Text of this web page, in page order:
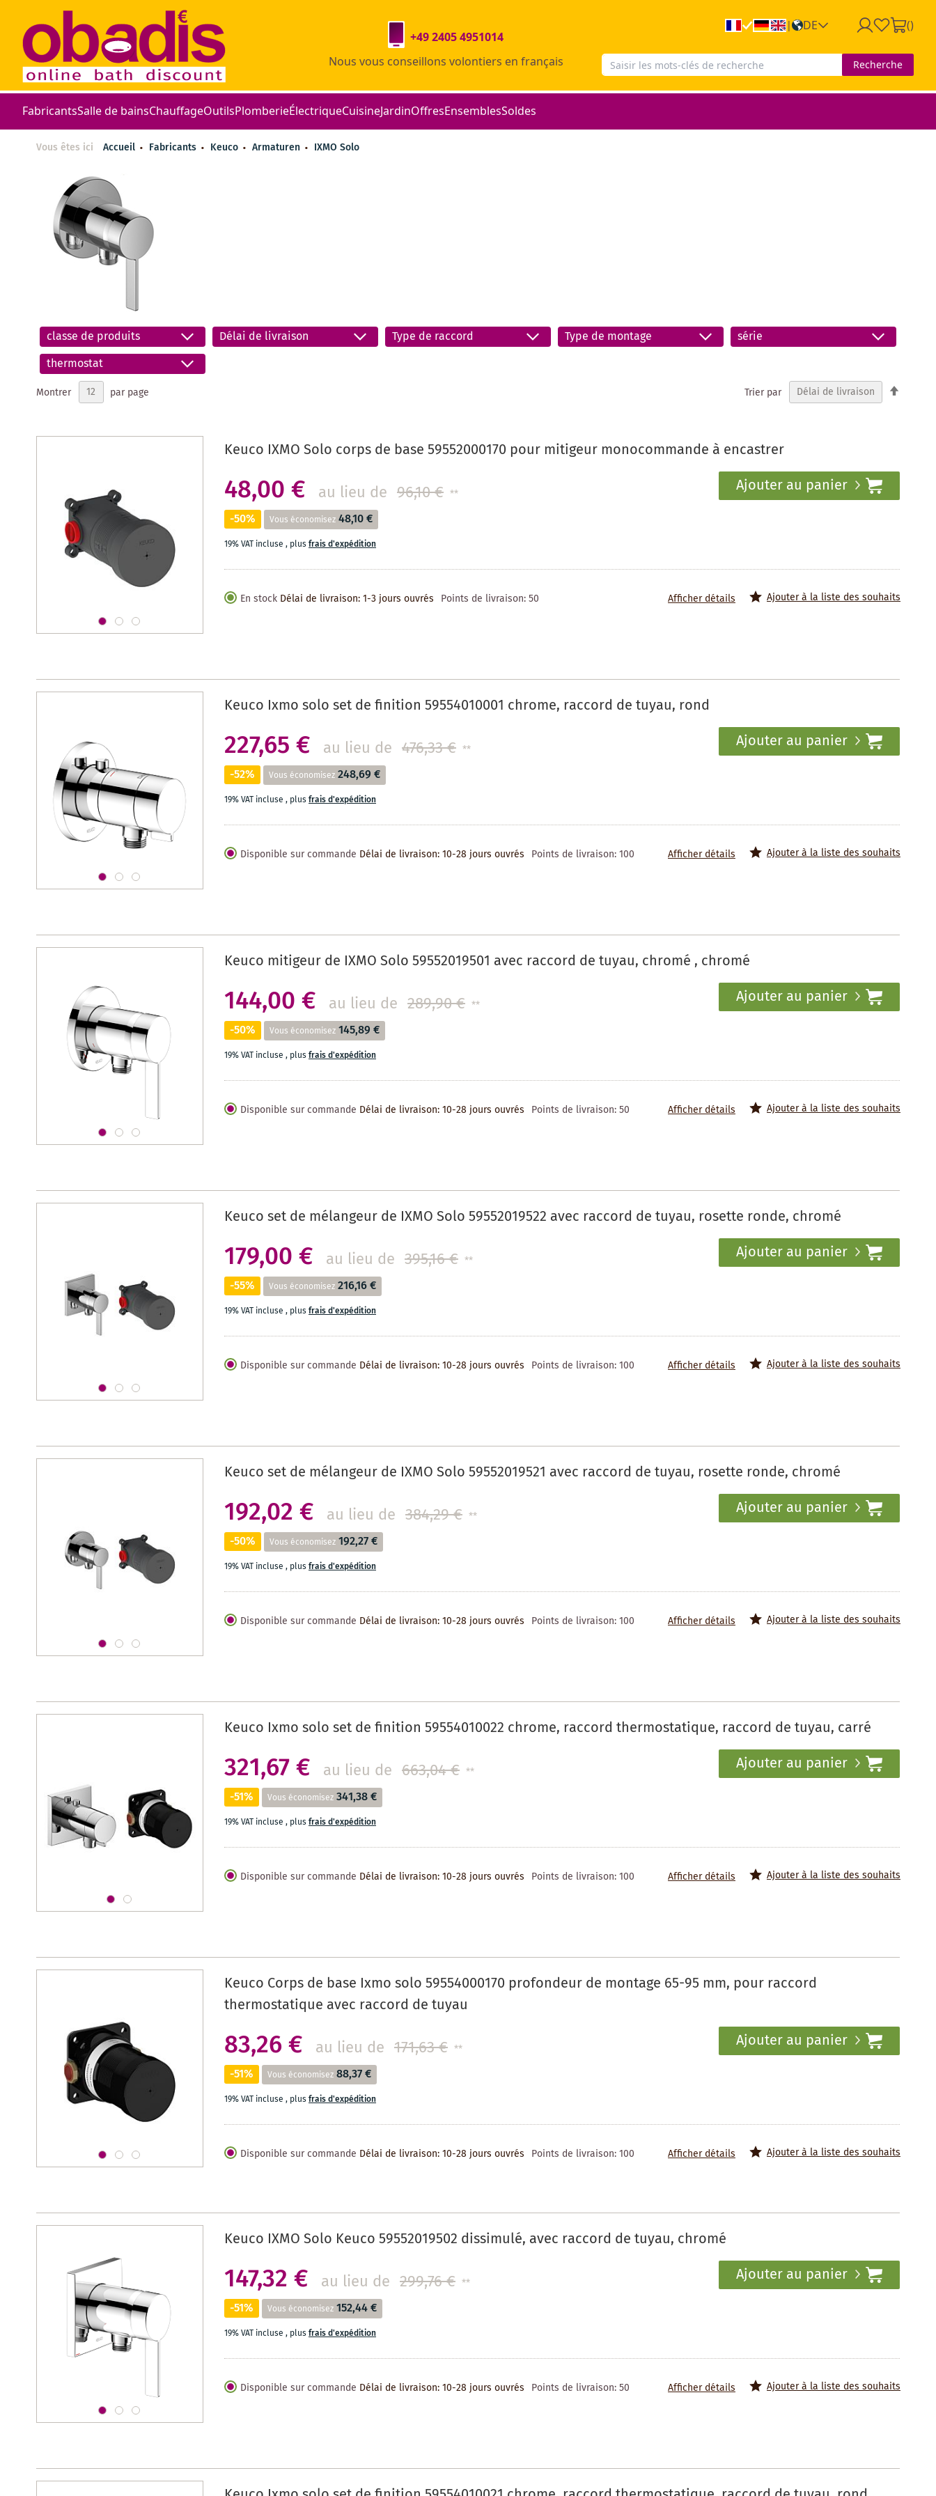
| DE ()
+49 2405 4951014
Nous vous conseillons volontiers en français
Recherche
FabricantsSalle de bainsChauffageOutilsPlomberieÉlectriqueCuisineJardinOffresEnsemblesSoldes
Vous êtes ici Accueil Fabricants Keuco Armaturen IXMO Solo
classe de produits Délai de livraison Type de raccord Type de montage
série
thermostat
Montrer par page Trier par
Keuco IXMO Solo corps de base 59552000170 pour mitigeur monocommande à encastrer
48,00 € au lieu de 96,10 € **
-50% Vous économisez 48,10 €
19% VAT incluse , plusfrais d'expédition
Ajouter au panier
En stock Délai de livraison: 1-3 jours ouvrés Points de livraison:50 Ajouter à la liste des souhaits
Afficher détails
Keuco Ixmo solo set de finition 59554010001 chrome, raccord de tuyau, rond
227,65 € au lieu de 476,33 € **
-52% Vous économisez 248,69 €
19% VAT incluse , plusfrais d'expédition
Ajouter au panier
Disponible sur commande Délai de livraison: 10-28 jours ouvrés Points de livraison:100 Ajouter à la liste des souhaits
Afficher détails
Keuco mitigeur de IXMO Solo 59552019501 avec raccord de tuyau, chromé , chromé
144,00 € au lieu de 289,90 € **
-50% Vous économisez 145,89 €
19% VAT incluse , plusfrais d'expédition
Ajouter au panier
Disponible sur commande Délai de livraison: 10-28 jours ouvrés Points de livraison:50 Ajouter à la liste des souhaits
Afficher détails
Keuco set de mélangeur de IXMO Solo 59552019522 avec raccord de tuyau, rosette ronde, chromé
179,00 € au lieu de 395,16 € **
-55% Vous économisez 216,16 €
19% VAT incluse , plusfrais d'expédition
Ajouter au panier
Disponible sur commande Délai de livraison: 10-28 jours ouvrés Points de livraison:100 Ajouter à la liste des souhaits
Afficher détails
Keuco set de mélangeur de IXMO Solo 59552019521 avec raccord de tuyau, rosette ronde, chromé
192,02 € au lieu de 384,29 € **
-50% Vous économisez 192,27 €
19% VAT incluse , plusfrais d'expédition
Ajouter au panier
Disponible sur commande Délai de livraison: 10-28 jours ouvrés Points de livraison:100 Ajouter à la liste des souhaits
Afficher détails
Keuco Ixmo solo set de finition 59554010022 chrome, raccord thermostatique, raccord de tuyau, carré
321,67 € au lieu de 663,04 € **
-51% Vous économisez 341,38 €
19% VAT incluse , plusfrais d'expédition
Ajouter au panier
Disponible sur commande Délai de livraison: 10-28 jours ouvrés Points de livraison:100 Ajouter à la liste des souhaits
Afficher détails
Keuco Corps de base Ixmo solo 59554000170 profondeur de montage 65-95 mm, pour raccord
thermostatique avec raccord de tuyau
83,26 € au lieu de 171,63 € **
-51% Vous économisez 88,37 €
19% VAT incluse , plusfrais d'expédition
Ajouter au panier
Disponible sur commande Délai de livraison: 10-28 jours ouvrés Points de livraison:100 Ajouter à la liste des souhaits
Afficher détails
Keuco IXMO Solo Keuco 59552019502 dissimulé, avec raccord de tuyau, chromé
147,32 € au lieu de 299,76 € **
-51% Vous économisez 152,44 €
19% VAT incluse , plusfrais d'expédition
Ajouter au panier
Disponible sur commande Délai de livraison: 10-28 jours ouvrés Points de livraison:50 Ajouter à la liste des souhaits
Afficher détails